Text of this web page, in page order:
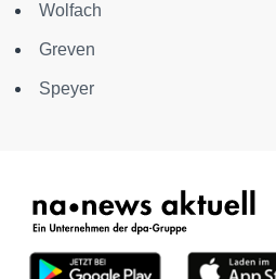
Wolfach
Greven
Speyer